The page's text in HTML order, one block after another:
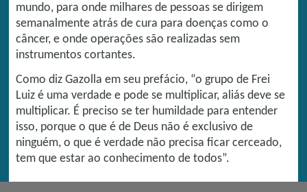
mundo, para onde milhares de pessoas se dirigem
semanalmente atrás de cura para doenças como o
câncer, e onde operações são realizadas sem
instrumentos cortantes.
Como diz Gazolla em seu prefácio, “o grupo de Frei
Luiz é uma verdade e pode se multiplicar, aliás deve se
multiplicar. É preciso se ter humildade para entender
isso, porque o que é de Deus não é exclusivo de
ninguém, o que é verdade não precisa ficar cerceado,
tem que estar ao conhecimento de todos”.